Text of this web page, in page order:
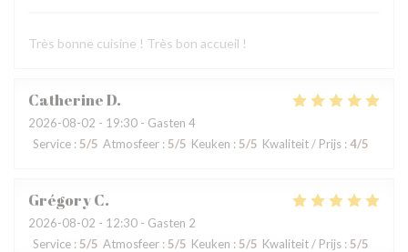
Très bonne cuisine ! Très bon accueil !
CatherineD
2026-08-02 - 19:30 - Gasten 4
Service : 5/5 Atmosfeer : 5/5 Keuken : 5/5 Kwaliteit / Prijs : 4/5
GrégoryC
2026-08-02 - 12:30 - Gasten 2
Service : 5/5 Atmosfeer : 5/5 Keuken : 5/5 Kwaliteit / Prijs :5/5